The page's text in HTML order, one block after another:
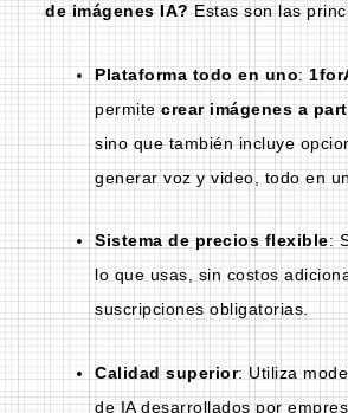
de imágenes IA?Estas son las
Plataforma todo en uno:
permite crear imágenes a
sino que también incluye
generar voz y video, todo en
Sistema de precios flexible:
lo que usas, sin costos
suscripciones obligatorias.
Calidad superior: Utiliza
de IA desarrollados por